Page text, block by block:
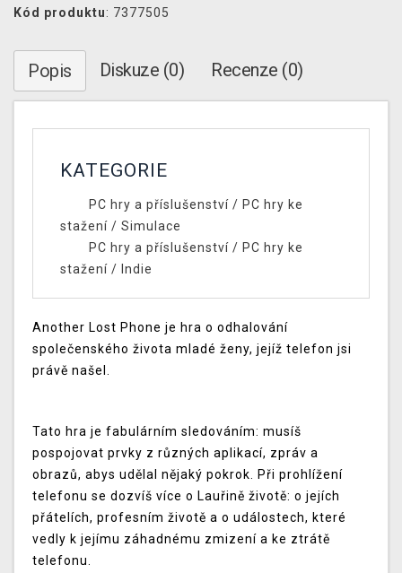
Kód produktu: 7377505
Popis Diskuze (0) Recenze (0)
KATEGORIE
PC hry a příslušenství/ PC hry ke
stažení / Simulace
PC hry a příslušenství/ PC hry ke
stažení / Indie
Another Lost Phone je hra o odhalování
společenského života mladé ženy, jejíž telefon jsi
právě našel.
Tato hra je fabulárním sledováním: musíš
pospojovat prvky z různých aplikací, zpráv a
obrazů, abys udělal nějaký pokrok. Při prohlížení
telefonu se dozvíš více o Lauřině životě: o jejích
přátelích, profesním životě a o událostech, které
vedly k jejímu záhadnému zmizení a ke ztrátě
telefonu.